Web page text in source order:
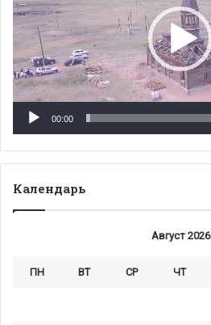
00:00
Календарь
Август 2026
ПН ВТ СР ЧТ